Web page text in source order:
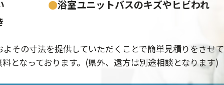
●浴室ユニットバスのキズやヒビわれ
その寸法を提供していただくことで簡単見積りをさせて
となっております。(県外、遠方は別途相談となります)